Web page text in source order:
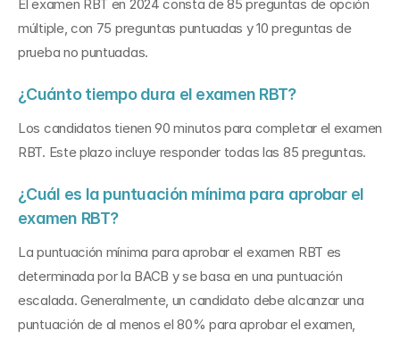
El examen RBT en 2024 consta de 85 preguntas de opción
múltiple, con 75 preguntas puntuadas y 10 preguntas de
prueba no puntuadas.
¿Cuánto tiempo dura el examen RBT?
Los candidatos tienen 90 minutos para completar el examen
RBT. Este plazo incluye responder todas las 85 preguntas.
¿Cuál es la puntuación mínima para aprobar el
examen RBT?
La puntuación mínima para aprobar el examen RBT es
determinada por la BACB y se basa en una puntuación
escalada. Generalmente, un candidato debe alcanzar una
puntuación de al menos el 80% para aprobar el examen,